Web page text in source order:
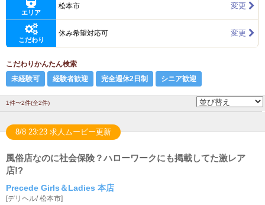
エリア
松本市 変更
こだわり
休み希望対応可 変更
こだわりかんたん検索
未経験可
経験者歓迎 完全週休2日制 シニア歓迎
1件〜2件(全2件)
8/8 23:23 求人ムービー更新
風俗店なのに社会保険？ハローワークにも掲載してた激レア
店!?
Precede Girls＆Ladies 本店
[デリヘル/松本市]